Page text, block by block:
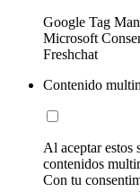
Google Tag
Microsoft
Freshchat
Contenido
Al aceptar estos
contenidos
Con tu